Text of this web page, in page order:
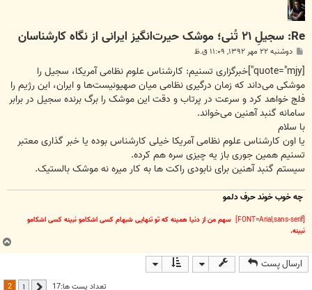
Re: سجیلِ ۲۱ تُنی؛ موشک حیرت‌انگیز‌ ایرانی از نگاه کارشناسان
ت
دوشنبه ۲۲ مهر ۱۳۹۲, ۱۱:۰۹ ق.ظ
[quote="mjy"]خبرگزاری تسنیم: کارشناس علوم نظامی آمریکا، سجیل را
موشکی ‌می‌داند که زمان درگیری نظامی میان صهیونیست‌ها و ایران، این رژیم‌ را
فلج خواهد کرد و سرعت در پرتاب و دقت این موشک را برگ برنده سجیل در برابر
سامانه گنبد آهنین می‌خواند.
با سلام
یا اون کارشناس علوم نظامی آمریکا خیلی کارشناس بوده یا خبر گذاری معتبر
تسنیم همین جوری باز یه چیزی سره هم کرده.
سیستم گنبد آهنین برای نابودی راکت ها به کار میره نه موشک بالستیک.
چه خوب خوند حرف دلمو
[FONT=Arial,sans-serif]
سهم من از دنیا همینه که تو تنهایی شبهام کسی اشکامو نبینه کسی اشکامو
نبینه.
ارسال پست
تعداد پست ها:17 قبلی 1
2